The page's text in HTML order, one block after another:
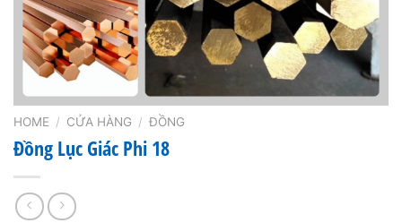
HOME / CỬA HÀNG / ĐỒNG
Đồng Lục Giác Phi 18